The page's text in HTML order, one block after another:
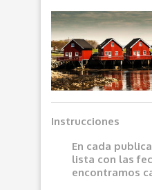
Instrucciones
En cada
lista con las
encontramos